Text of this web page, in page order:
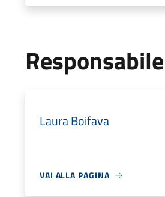
Responsabile
Laura Boifava
VAI ALLA PAGINA